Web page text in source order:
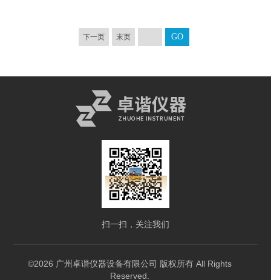
下一页 末页
扫一扫，关注我们
©2026 广州卓谐仪器设备有限公司 版权所有 All Rights
Reserved.